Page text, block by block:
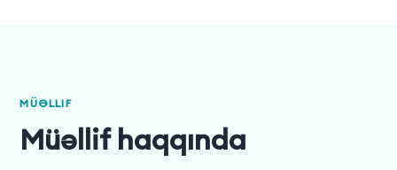
MÜƏLLIF
Müəllif haqqında